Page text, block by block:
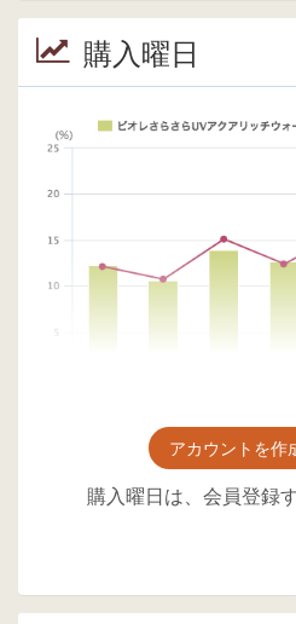
購入曜日
アカウントを作
購入曜日は、会員登録